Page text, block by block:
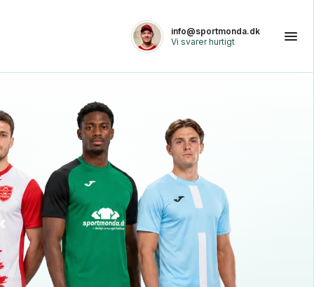
info@sportmonda.dk
Vi svarer hurtigt